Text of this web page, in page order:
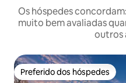
Os hóspedes
muito bem avaliadas
outros
Preferido dos hóspedes
Preferido dos hóspedes